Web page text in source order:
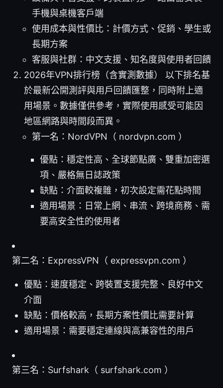
手機與桌機客戶端
使用成本與性價比：計價方式、促銷、學生或
長期方案
客服與社群：中文支援、知名度與使用者回饋
2026年VPN排行榜（含實測數據） 以下排名基
於最新公開測評與用戶回饋匯整，同時附上適
用場景。數據僅供參考，實際使用感受可能因
地區網路與時間段而異。
第一名：NordVPN（ nordvpn.com ）
優點：穩定性高、全球節點廣、雙重加密選
項、嚴格無日誌政策
缺點：介面較複雜，初次設定需花點時間
適用場景：日常上網、串流、跨境商務、需
要高安全性的使用者
第二名：ExpressVPN（ expressvpn.com ）
優點：速度穩定、跨裝置支援完整、良好中文
介面
缺點：價格較高，長期方案性價比需要計算
適用場景：需要穩定連線與高兼容性的用戶
第三名：Surfshark（ surfshark.com ）